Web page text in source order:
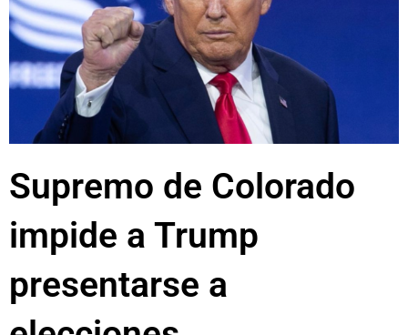
Supremo de Colorado
impide a Trump
presentarse a